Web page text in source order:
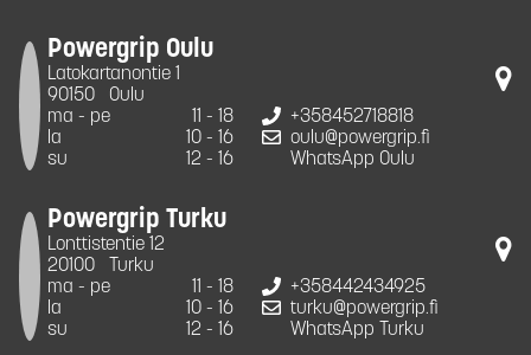
Powergrip Oulu
Latokartanontie 1
90150
Oulu
ma - pe
11 - 18
la
10 - 16
su
12 - 16
+358452718818
oulu@powergrip.fi
WhatsApp Oulu
Powergrip Turku
Lonttistentie 12
20100
Turku
ma - pe
11 - 18
la
10 - 16
su
12 - 16
+358442434925
turku@powergrip.fi
WhatsApp Turku